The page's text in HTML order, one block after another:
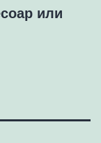
или